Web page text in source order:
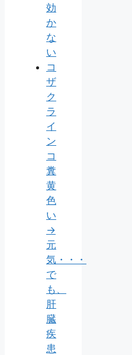
効
か
な
い
コ
ザ
ク
ラ
イ
ン
コ
糞
黄
色
い
→
元
気・・・
で
も、
肝
臓
疾
患